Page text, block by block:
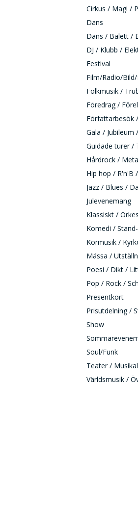
Cirkus / Magi /
Dans
Dans / Balett /
DJ / Klubb /
Festival
Film/Radio/
Folkmusik /
Föredrag /
Författarbesök
Gala / Jubileum
Guidade turer /
Hårdrock /
Hip hop / R'n'B
Jazz / Blues /
Julevenemang
Klassiskt /
Komedi /
Körmusik /
Mässa /
Poesi / Dikt /
Pop / Rock /
Presentkort
Prisutdelning /
Show
Soul/Funk
Teater / Musikal
Världsmusik /